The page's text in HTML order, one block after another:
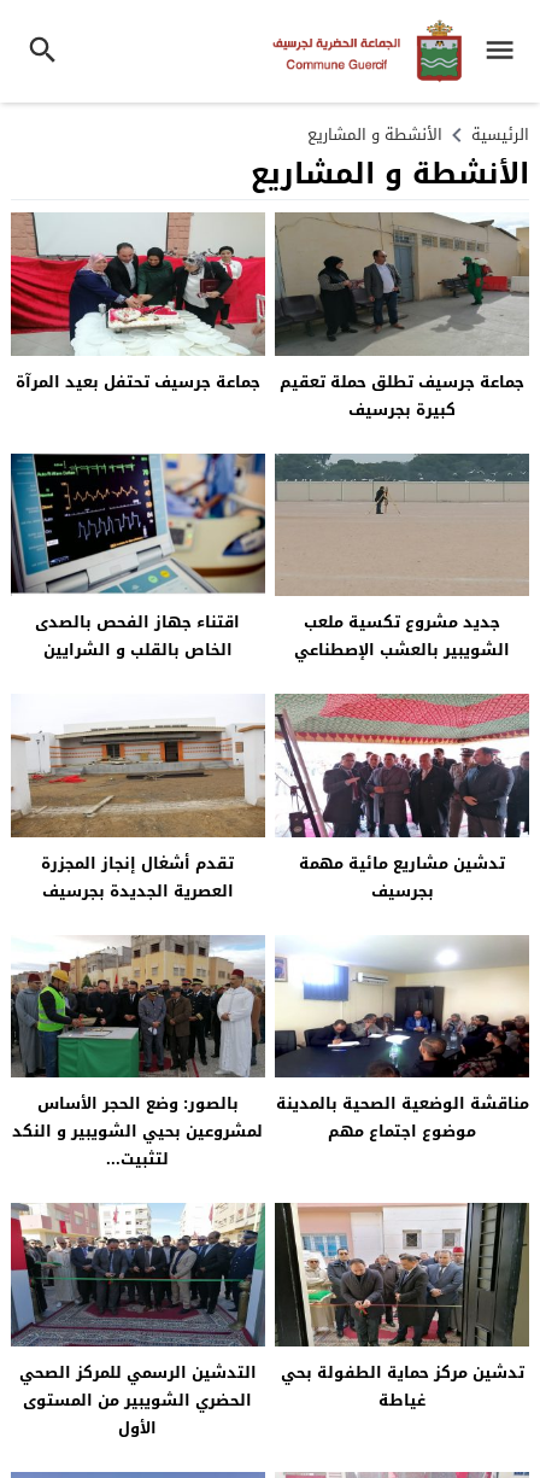
الرئيسية الأنشطة و المشاريع
الأنشطة و المشاريع
جماعة جرسيف تطلق حملة تعقيم
كبيرة بجرسيف
جماعة جرسيف تحتفل بعيد المرآة
جديد مشروع تكسية ملعب
الشويبير بالعشب الإصطناعي
اقتناء جهاز الفحص بالصدى
الخاص بالقلب و الشرايين
تدشين مشاريع مائية مهمة
بجرسيف
تقدم أشغال إنجاز المجزرة
العصرية الجديدة بجرسيف
مناقشة الوضعية الصحية بالمدينة
موضوع اجتماع مهم
بالصور: وضع الحجر الأساس
لمشروعين بحيي الشويبير و النكد
لتثبيت...
تدشين مركز حماية الطفولة بحي
غياطة
التدشين الرسمي للمركز الصحي
الحضري الشويبير من المستوى
الأول